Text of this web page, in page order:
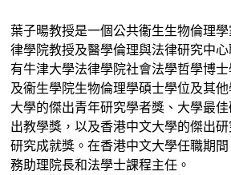
葉子暘教授是一個公共衞生生物倫理
律學院教授及醫學倫理與法律研究中
有牛津大學法律學院社會法學哲學博
及衞生學院生物倫理學碩士學位及其
大學的傑出青年研究學者獎、大學最
出教學獎，以及香港中文大學的傑出
研究成就獎。在香港中文大學任職期
務助理院長和法學士課程主任。